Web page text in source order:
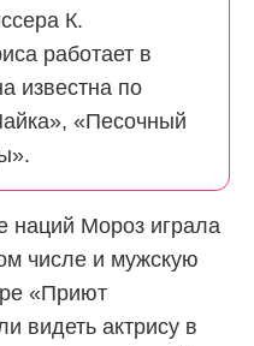
К.
работает в
известна по
«Песочный
наций Мороз играла
числе и мужскую
«Приют
видеть актрису в